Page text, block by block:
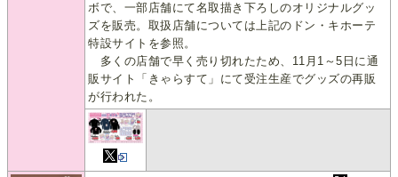
ボで、一部店舗にて名取描き下ろしのオリジナルグッ
ズを販売。取扱店舗については上記のドン・キホーテ
特設サイトを参照。
多くの店舗で早く売り切れたため、11月1～5日に通
販サイト「きゃらすて」にて受注生産でグッズの再販
が行われた。